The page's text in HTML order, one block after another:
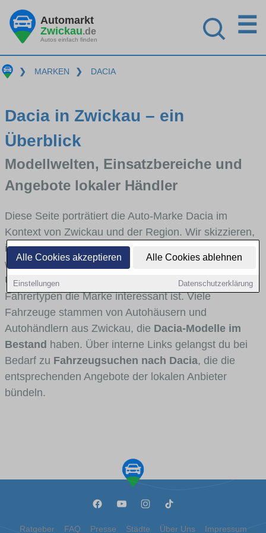
Alle Cookies akzeptieren Alle Cookies ablehnen
Einstellungen Datenschutzerklärung
Automarkt
Zwickau.de
Autos einfach finden
☰
❯ MARKEN ❯ DACIA
Dacia in Zwickau – ein
Überblick
Modellwelten, Einsatzbereiche und
Angebote lokaler Händler
Diese Seite porträtiert die Auto-Marke Dacia im
Kontext von Zwickau und der Region. Wir skizzieren,
in welchen Fahrzeugklassen Dacia stark vertreten ist,
welche Modellreihen häufig im Stadt- und
Umlandverkehr zu sehen sind und für welche
Fahrertypen die Marke interessant ist. Viele
Fahrzeuge stammen von Autohäusern und
Autohändlern aus Zwickau, die Dacia-Modelle im
Bestand haben. Über interne Links gelangst du bei
Bedarf zu Fahrzeugsuchen nach Dacia, die die
entsprechenden Angebote der lokalen Anbieter
bündeln.
Ratgeber FAQ Presse Städte Über Uns Impressum